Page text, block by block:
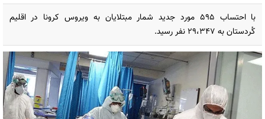
با احتساب ٥٩٥ مورد جدید شمار مبتلایان به ویروس کرونا در اقلیم
کُردستان به ٢٩،٣٤٧ نفر رسید.